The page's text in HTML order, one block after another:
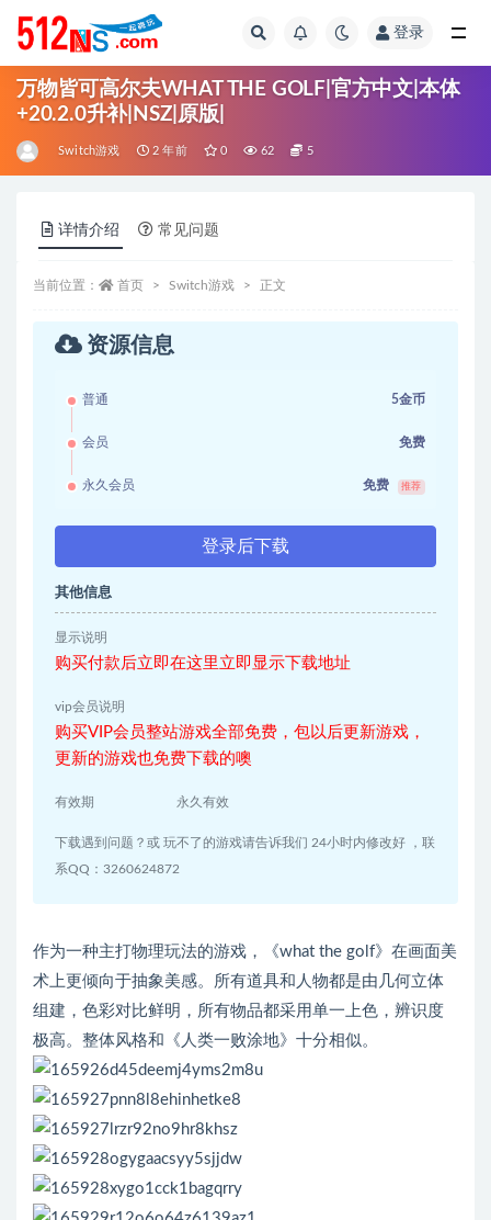
登录
万物皆可高尔夫WHAT THE GOLF|官方中文|本体
+20.2.0升补|NSZ|原版|
Switch游戏 2 年前 0 62 5
详情介绍 常见问题
当前位置： 首页 Switch游戏 正文
资源信息
普通 5金币
会员 免费
永久会员 免费 推荐
登录后下载
其他信息
显示说明
购买付款后立即在这里立即显示下载地址
vip会员说明
购买VIP会员整站游戏全部免费，包以后更新游戏，
更新的游戏也免费下载的噢
有效期 永久有效
下载遇到问题？或 玩不了的游戏请告诉我们 24小时内修改好 ，联
系QQ：3260624872
作为一种主打物理玩法的游戏，《what the golf》在画面美
术上更倾向于抽象美感。所有道具和人物都是由几何立体
组建，色彩对比鲜明，所有物品都采用单一上色，辨识度
极高。整体风格和《人类一败涂地》十分相似。